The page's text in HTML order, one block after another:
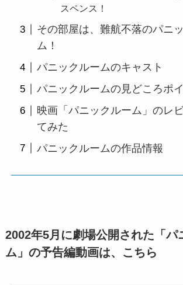
スペンス！
その部屋は、難航不落のパニ
ム！
パニックルームのキャスト
パニックルームの見どころポ
映画「パニックルーム」のレ
てみた
パニックルームの作品情報
2002年5月に劇場公開された「パ
ム」の予告編動画は、こちら